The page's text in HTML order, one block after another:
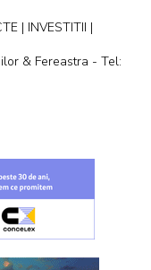
| INVESTITII |
& Fereastra - Tel: